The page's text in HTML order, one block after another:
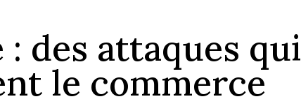
: des attaques qui
le commerce